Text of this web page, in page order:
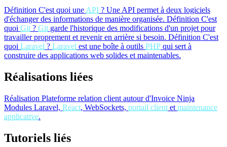
Définition C'est quoi une API ? Une API permet à deux logiciels
d'échanger des informations de manière organisée. Définition C'est
quoi Git ? Git garde l'historique des modifications d'un projet pour
travailler proprement et revenir en arrière si besoin. Définition C'est
quoi Laravel ? Laravel est une boîte à outils PHP qui sert à
construire des applications web solides et maintenables.
Réalisations liées
Réalisation Plateforme relation client autour d'Invoice Ninja
Modules Laravel, React, WebSockets, portail client et maintenance
applicative.
Tutoriels liés